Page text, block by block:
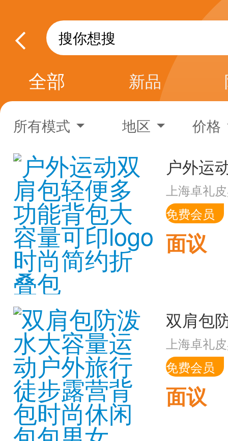
全部 新品
所有模式 地区 价格
上海卓礼
免费会员
面议
上海卓礼
免费会员
面议